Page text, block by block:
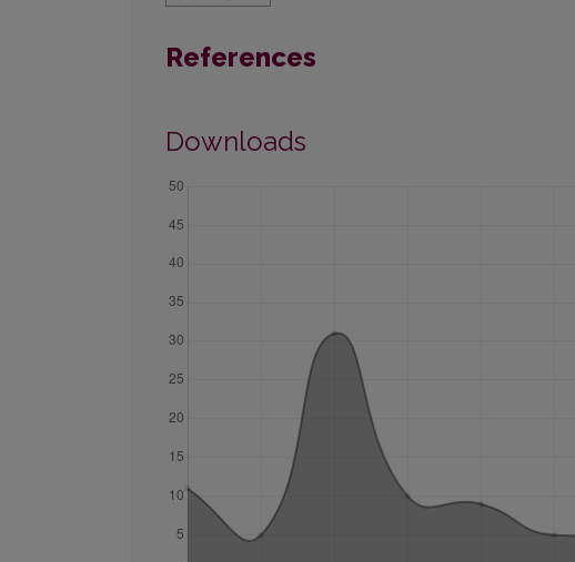
References
Downloads